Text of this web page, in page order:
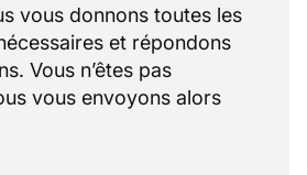
vous donnons toutes les
et répondons
Vous n’êtes pas
vous envoyons alors